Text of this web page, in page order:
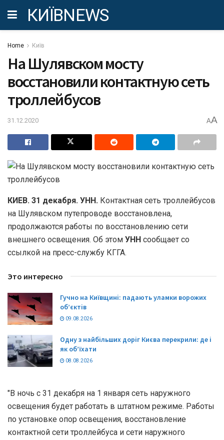
КИЇВNEWS
Home Київ
На Шулявском мосту
восстановили контактную сеть
троллейбусов
31.12.2020 AA
КИЕВ. 31 декабря. УНН. Контактная сеть троллейбусов
на Шулявском путепроводе восстановлена,
продолжаются работы по восстановлению сети
внешнего освещения. Об этом УНН сообщает со
ссылкой на пресс-службу КГГА.
Это интересно
Гучно на Київщині: падають уламки ворожих
об’єктів
09.08.2026
Одну з найбільших доріг Києва перекрили: де і
як об’їхати
08.08.2026
"В ночь с 31 декабря на 1 января сеть наружного
освещения будет работать в штатном режиме. Работы
по установке опор освещения, восстановление
контактной сети троллейбуса и сети наружного